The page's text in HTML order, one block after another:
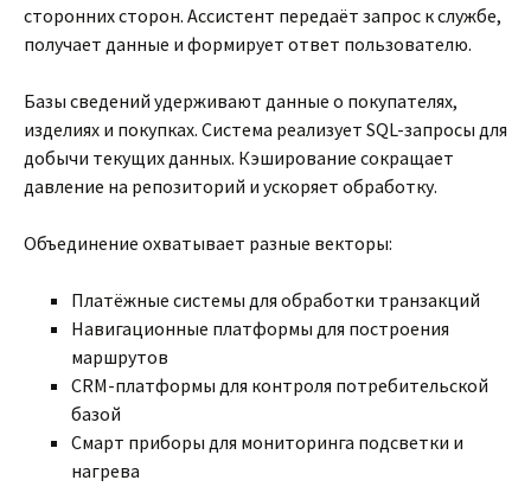
сторонних сторон. Ассистент передаёт запрос к службе,
получает данные и формирует ответ пользователю.
Базы сведений удерживают данные о покупателях,
изделиях и покупках. Система реализует SQL-запросы для
добычи текущих данных. Кэширование сокращает
давление на репозиторий и ускоряет обработку.
Объединение охватывает разные векторы:
Платёжные системы для обработки транзакций
Навигационные платформы для построения
маршрутов
CRM-платформы для контроля потребительской
базой
Смарт приборы для мониторинга подсветки и
нагрева